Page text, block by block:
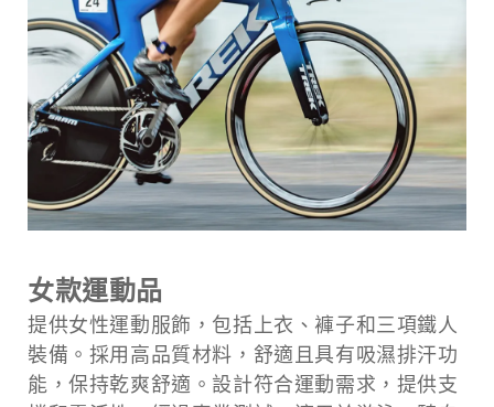
女款運動品
提供女性運動服飾，包括上衣、褲子和三項鐵人
裝備。採用高品質材料，舒適且具有吸濕排汗功
能，保持乾爽舒適。設計符合運動需求，提供支